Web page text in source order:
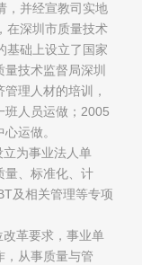
，并经宣教司实地
在深圳市质量技术
基础上设立了国家
技术监督局深圳
理人材的培训，
班人员运做；2005
运做。
为事业法人单
量、标准化、计
及相关管理等专项
革要求，事业单
，从事质量与管